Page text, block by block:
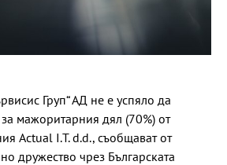
Груп“ АД не е успяло да
мажоритарния дял (70%) от
Actual I.T. d.d., съобщават от
дружество чрез Българската